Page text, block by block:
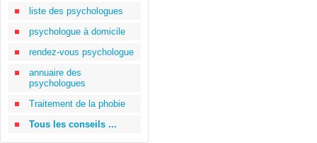
liste des psychologues
psychologue à domicile
rendez-vous psychologue
annuaire des
psychologues
Traitement de la phobie
Tous les conseils ...